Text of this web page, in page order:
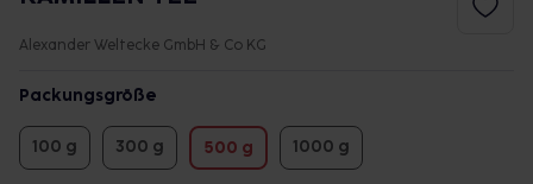
Alexander Weltecke GmbH & Co KG
Packungsgröße
100 g 300 g 500 g 1000 g